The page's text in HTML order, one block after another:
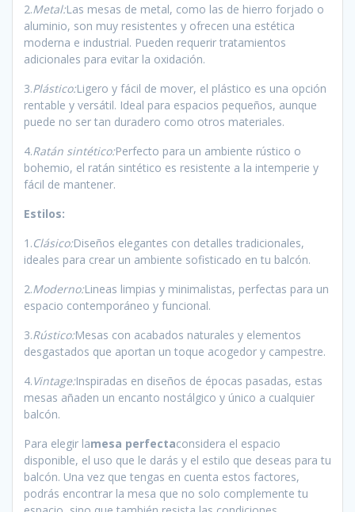
2.Metal:Las mesas de metal, como las de hierro forjado o
aluminio, son muy resistentes y ofrecen una estética
moderna e industrial. Pueden requerir tratamientos
adicionales para evitar la oxidación.
3.Plástico:Ligero y fácil de mover, el plástico es una opción
rentable y versátil. Ideal para espacios pequeños, aunque
puede no ser tan duradero como otros materiales.
4.Ratán sintético:Perfecto para un ambiente rústico o
bohemio, el ratán sintético es resistente a la intemperie y
fácil de mantener.
Estilos:
1.Clásico:Diseños elegantes con detalles tradicionales,
ideales para crear un ambiente sofisticado en tu balcón.
2.Moderno:Lineas limpias y minimalistas, perfectas para un
espacio contemporáneo y funcional.
3.Rústico:Mesas con acabados naturales y elementos
desgastados que aportan un toque acogedor y campestre.
4.Vintage:Inspiradas en diseños de épocas pasadas, estas
mesas añaden un encanto nostálgico y único a cualquier
balcón.
Para elegir lamesa perfectaconsidera el espacio
disponible, el uso que le darás y el estilo que deseas para tu
balcón. Una vez que tengas en cuenta estos factores,
podrás encontrar la mesa que no solo complemente tu